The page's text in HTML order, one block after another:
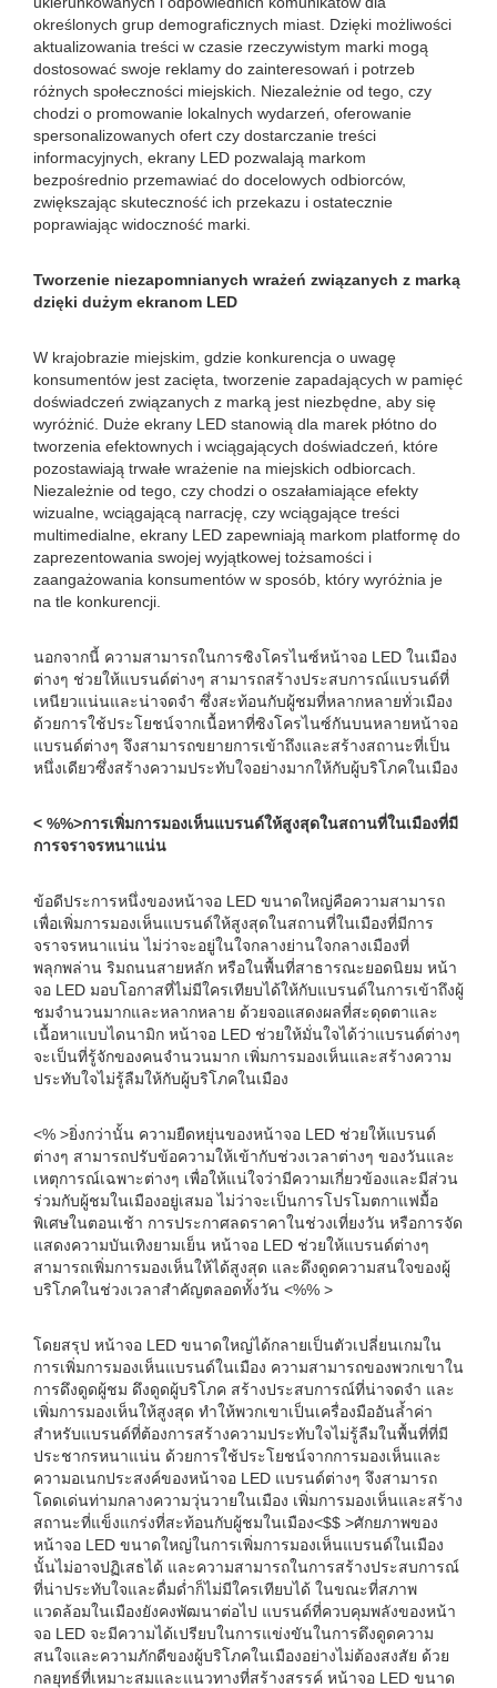
określonych grup demograficznych miast. Dzięki możliwości
aktualizowania treści w czasie rzeczywistym marki mogą
dostosować swoje reklamy do zainteresowań i potrzeb
różnych społeczności miejskich. Niezależnie od tego, czy
chodzi o promowanie lokalnych wydarzeń, oferowanie
spersonalizowanych ofert czy dostarczanie treści
informacyjnych, ekrany LED pozwalają markom
bezpośrednio przemawiać do docelowych odbiorców,
zwiększając skuteczność ich przekazu i ostatecznie
poprawiając widoczność marki.
Tworzenie niezapomnianych wrażeń związanych z marką
dzięki dużym ekranom LED
W krajobrazie miejskim, gdzie konkurencja o uwagę
konsumentów jest zacięta, tworzenie zapadających w pamięć
doświadczeń związanych z marką jest niezbędne, aby się
wyróżnić. Duże ekrany LED stanowią dla marek płótno do
tworzenia efektownych i wciągających doświadczeń, które
pozostawiają trwałe wrażenie na miejskich odbiorcach.
Niezależnie od tego, czy chodzi o oszałamiające efekty
wizualne, wciągającą narrację, czy wciągające treści
multimedialne, ekrany LED zapewniają markom platformę do
zaprezentowania swojej wyjątkowej tożsamości i
zaangażowania konsumentów w sposób, który wyróżnia je
na tle konkurencji.
นอกจากนี้ ความสามารถในการซิงโครไนซ์หน้าจอ LED ในเมือง
ต่างๆ ช่วยให้แบรนด์ต่างๆ สามารถสร้างประสบการณ์แบรนด์ที่
เหนียวแน่นและน่าจดจำ ซึ่งสะท้อนกับผู้ชมที่หลากหลายทั่วเมือง
ด้วยการใช้ประโยชน์จากเนื้อหาที่ซิงโครไนซ์กันบนหลายหน้าจอ
แบรนด์ต่างๆ จึงสามารถขยายการเข้าถึงและสร้างสถานะที่เป็น
หนึ่งเดียวซึ่งสร้างความประทับใจอย่างมากให้กับผู้บริโภคในเมือง
< %%>การเพิ่มการมองเห็นแบรนด์ให้สูงสุดในสถานที่ในเมืองที่มี
การจราจรหนาแน่น
ข้อดีประการหนึ่งของหน้าจอ LED ขนาดใหญ่คือความสามารถ
เพื่อเพิ่มการมองเห็นแบรนด์ให้สูงสุดในสถานที่ในเมืองที่มีการ
จราจรหนาแน่น ไม่ว่าจะอยู่ในใจกลางย่านใจกลางเมืองที่
พลุกพล่าน ริมถนนสายหลัก หรือในพื้นที่สาธารณะยอดนิยม หน้า
จอ LED มอบโอกาสที่ไม่มีใครเทียบได้ให้กับแบรนด์ในการเข้าถึงผู้
ชมจำนวนมากและหลากหลาย ด้วยจอแสดงผลที่สะดุดตาและ
เนื้อหาแบบไดนามิก หน้าจอ LED ช่วยให้มั่นใจได้ว่าแบรนด์ต่างๆ
จะเป็นที่รู้จักของคนจำนวนมาก เพิ่มการมองเห็นและสร้างความ
ประทับใจไม่รู้ลืมให้กับผู้บริโภคในเมือง
<% >ยิ่งกว่านั้น ความยืดหยุ่นของหน้าจอ LED ช่วยให้แบรนด์
ต่างๆ สามารถปรับข้อความให้เข้ากับช่วงเวลาต่างๆ ของวันและ
เหตุการณ์เฉพาะต่างๆ เพื่อให้แน่ใจว่ามีความเกี่ยวข้องและมีส่วน
ร่วมกับผู้ชมในเมืองอยู่เสมอ ไม่ว่าจะเป็นการโปรโมตกาแฟมื้อ
พิเศษในตอนเช้า การประกาศลดราคาในช่วงเที่ยงวัน หรือการจัด
แสดงความบันเทิงยามเย็น หน้าจอ LED ช่วยให้แบรนด์ต่างๆ
สามารถเพิ่มการมองเห็นให้ได้สูงสุด และดึงดูดความสนใจของผู้
บริโภคในช่วงเวลาสำคัญตลอดทั้งวัน <%% >
โดยสรุป หน้าจอ LED ขนาดใหญ่ได้กลายเป็นตัวเปลี่ยนเกมใน
การเพิ่มการมองเห็นแบรนด์ในเมือง ความสามารถของพวกเขาใน
การดึงดูดผู้ชม ดึงดูดผู้บริโภค สร้างประสบการณ์ที่น่าจดจำ และ
เพิ่มการมองเห็นให้สูงสุด ทำให้พวกเขาเป็นเครื่องมืออันล้ำค่า
สำหรับแบรนด์ที่ต้องการสร้างความประทับใจไม่รู้ลืมในพื้นที่ที่มี
ประชากรหนาแน่น ด้วยการใช้ประโยชน์จากการมองเห็นและ
ความอเนกประสงค์ของหน้าจอ LED แบรนด์ต่างๆ จึงสามารถ
โดดเด่นท่ามกลางความวุ่นวายในเมือง เพิ่มการมองเห็นและสร้าง
สถานะที่แข็งแกร่งที่สะท้อนกับผู้ชมในเมือง<$$ >ศักยภาพของ
หน้าจอ LED ขนาดใหญ่ในการเพิ่มการมองเห็นแบรนด์ในเมือง
นั้นไม่อาจปฏิเสธได้ และความสามารถในการสร้างประสบการณ์
ที่น่าประทับใจและดื่มด่ำก็ไม่มีใครเทียบได้ ในขณะที่สภาพ
แวดล้อมในเมืองยังคงพัฒนาต่อไป แบรนด์ที่ควบคุมพลังของหน้า
จอ LED จะมีความได้เปรียบในการแข่งขันในการดึงดูดความ
สนใจและความภักดีของผู้บริโภคในเมืองอย่างไม่ต้องสงสัย ด้วย
กลยุทธ์ที่เหมาะสมและแนวทางที่สร้างสรรค์ หน้าจอ LED ขนาด